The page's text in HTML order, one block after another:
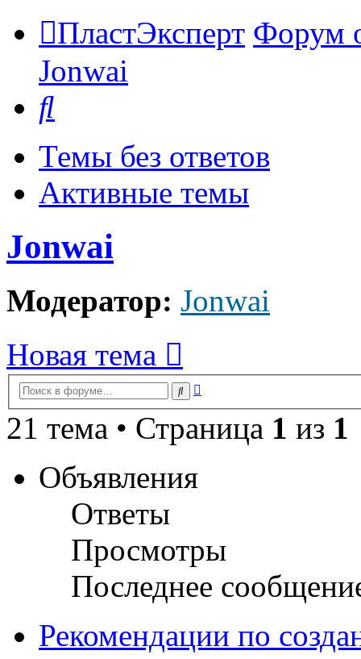
ПластЭксперт Форум
Jonwai
Темы без ответов
Активные темы
Jonwai
Модератор: Jonwai
Новая тема
Поиск
21 тема • Страница 1 из 1
Объявления
Ответы
Просмотры
Последнее
Рекомендации по